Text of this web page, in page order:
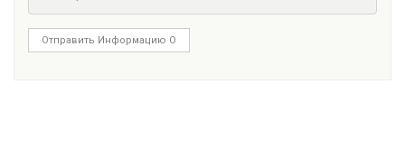
Отправить Информацию О